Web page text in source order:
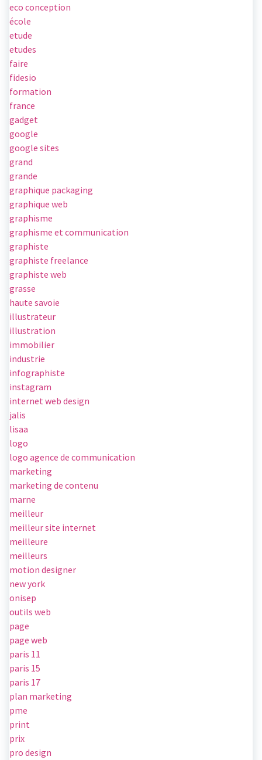
eco conception
école
etude
etudes
faire
fidesio
formation
france
gadget
google
google sites
grand
grande
graphique packaging
graphique web
graphisme
graphisme et communication
graphiste
graphiste freelance
graphiste web
grasse
haute savoie
illustrateur
illustration
immobilier
industrie
infographiste
instagram
internet web design
jalis
lisaa
logo
logo agence de communication
marketing
marketing de contenu
marne
meilleur
meilleur site internet
meilleure
meilleurs
motion designer
new york
onisep
outils web
page
page web
paris 11
paris 15
paris 17
plan marketing
pme
print
prix
pro design